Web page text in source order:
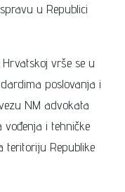
u Republici
vrše se u
poslovanja i
NM advokata
i tehničke
teritoriju Republike